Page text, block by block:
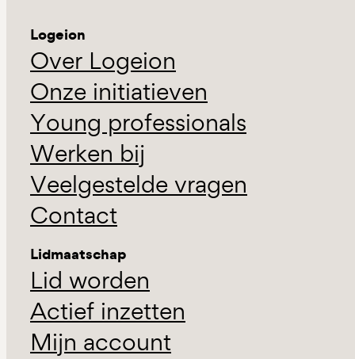
Logeion
Over Logeion
Onze initiatieven
Young professionals
Werken bij
Veelgestelde vragen
Contact
Lidmaatschap
Lid worden
Actief inzetten
Mijn account